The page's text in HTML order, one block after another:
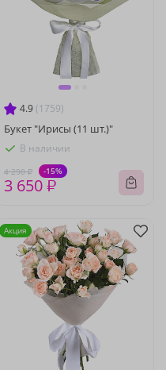
4.9 (1759)
Букет "Ирисы (11 шт.)"
В наличии
4 290 ₽ -15%
3 650 ₽
Акция